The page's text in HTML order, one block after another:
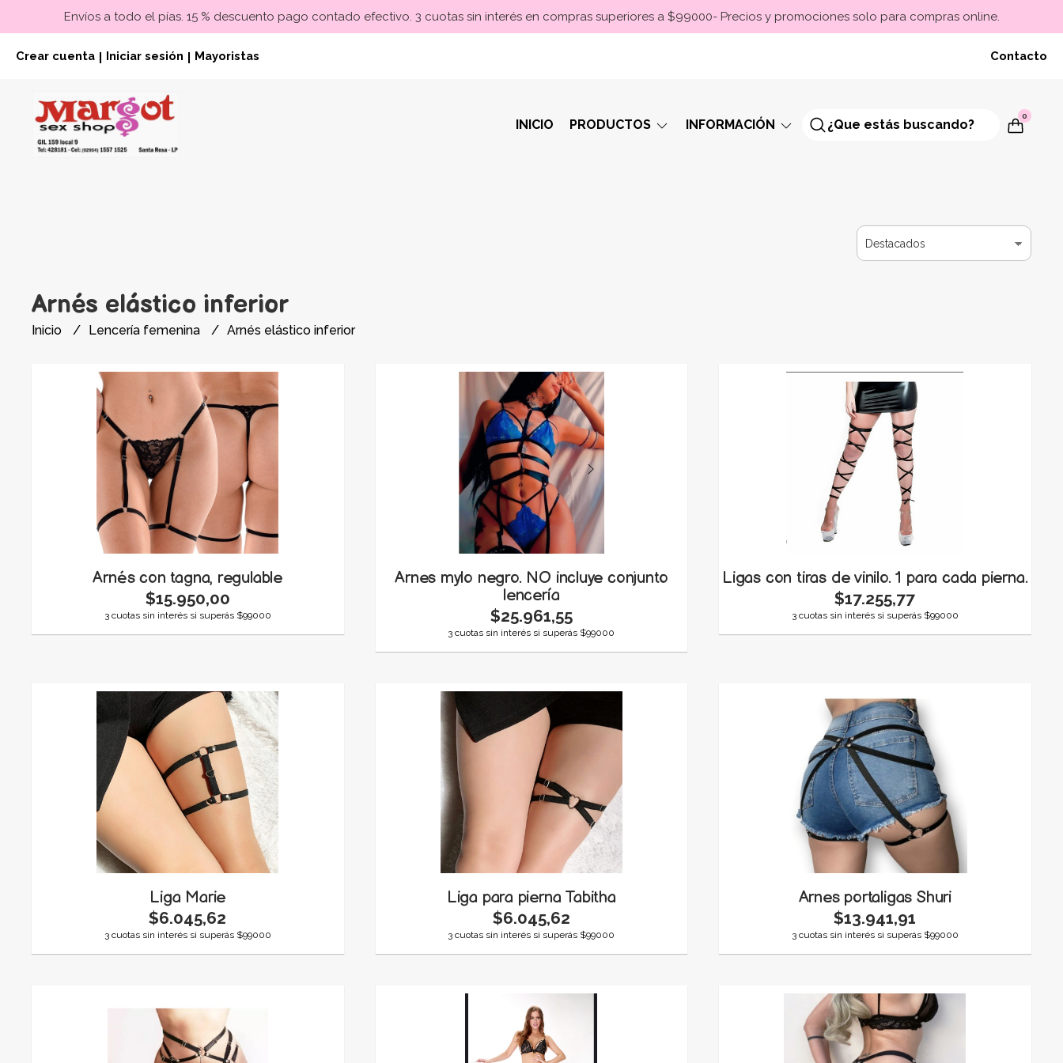
Envíos a todo el pías. 15 % descuento pago contado efectivo. 3 cuotas sin interés en compras superiores a $99000- Precios y promociones solo para compras online.
Crear cuenta Iniciar sesión Mayoristas Contacto
INICIO PRODUCTOS INFORMACIÓN
0
Arnés elástico inferior
Inicio Lencería femenina Arnés elástico inferior
Arnés con tagna, regulable
$15.950,00
3 cuotas sin interés si superás $99000
Arnes mylo negro. NO incluye conjunto
lencería
$25.961,55
3 cuotas sin interés si superás $99000
Ligas con tiras de vinilo. 1 para cada pierna.
$17.255,77
3 cuotas sin interés si superás $99000
Liga Marie
$6.045,62
3 cuotas sin interés si superás $99000
Liga para pierna Tabitha
$6.045,62
3 cuotas sin interés si superás $99000
Arnes portaligas Shuri
$13.941,91
3 cuotas sin interés si superás $99000